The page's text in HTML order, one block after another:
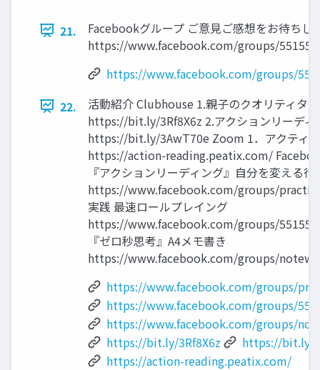
21.
Facebookグループ ご意見ご感想をお待ちし
https://www.facebook.com/groups/
https://www.facebook.com/groups/
22.
活動紹介 Clubhouse 1.親子のクオリティタ
https://bit.ly/3Rf8X6z 2.アクションリーディ
https://bit.ly/3AwT70e Zoom 1．アクティ
https://action-reading.peatix.com/
『アクションリーディング』自分を変える行
https://www.facebook.com/groups/
実践 最速ロールプレイング
https://www.facebook.com/groups/
『ゼロ秒思考』A4メモ書き
https://www.facebook.com/groups/
https://www.facebook.com/groups/
https://www.facebook.com/groups/
https://www.facebook.com/groups/
https://bit.ly/3Rf8X6z
https://bit.ly/
https://action-reading.peatix.com/